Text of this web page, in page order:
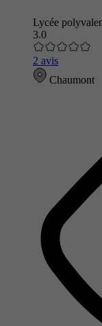
Lycée
3.0
2 avis
Chaumont